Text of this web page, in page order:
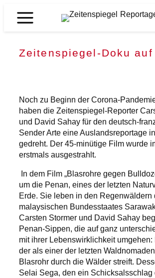
Inhalt
Zeitenspiegel
Zeitenspiegel-Doku auf
Noch zu Beginn der Corona-
haben die Zeitenspiegel-Reporter
und David Sahay für den deutsch-
Sender Arte eine Auslandsreportage
gedreht. Der 45-minütige Film wurde
erstmals ausgestrahlt.
In dem Film „Blasrohre gegen
um die Penan, eines der letzten
Erde. Sie leben in den Regenwäldern
malaysischen Bundesstaates
Carsten Stormer und David Sahay
Penan-Sippen, die auf ganz
mit ihrer Lebenswirklichkeit umgehen:
der als einer der letzten
Blasrohr durch die Wälder streift.
Selai Sega, den ein Schicksalsschlag